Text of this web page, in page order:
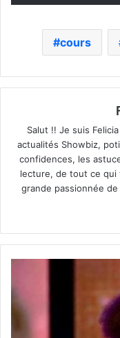
cours
Salut !! Je suis
actualités Showbiz,
confidences, les
lecture, de tout ce qui
grande passionnée de